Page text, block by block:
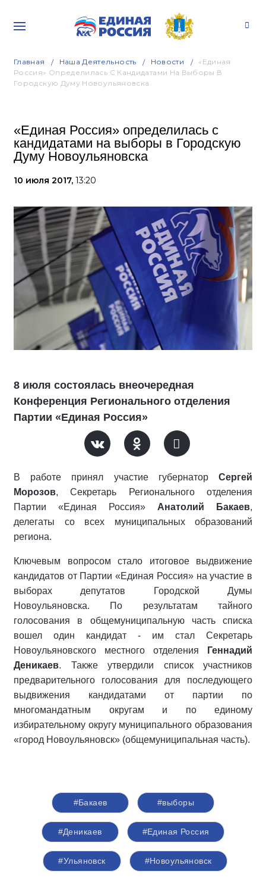
Главная Наша Деятельность Новости
«Единая
Россия» Определилась С Кандидатами На Выборы В
Городскую Думу Новоульяновска
«Единая Россия» определилась с
кандидатами на выборы в Городскую
Думу Новоульяновска
10 июля 2017, 13:20
8 июля состоялась внеочередная
Конференция Регионального отделения
Партии «Единая Россия»
В работе принял участие губернаторСергей
Морозов, Секретарь Регионального отделения
Партии «Единая Россия» Анатолий Бакаев,
делегаты со всех муниципальных образований
региона.
Ключевым вопросом стало итоговое выдвижение
кандидатов от Партии «Единая Россия» на участие в
выборах депутатов Городской Думы
Новоульяновска. По результатам тайного
голосования в общемуниципальную часть списка
вошел один кандидат - им стал Секретарь
Новоульяновского местного отделения
Геннадий
Деникаев. Также утвердили список участников
предварительного голосования для последующего
выдвижения кандидатами от партии по
многомандатным округам и по единому
избирательному округу муниципального образования
«город Новоульяновск» (общемуниципальная часть).
#Бакаев #выборы
#Деникаев #Единая Россия
#Ульяновск #Новоульяновск